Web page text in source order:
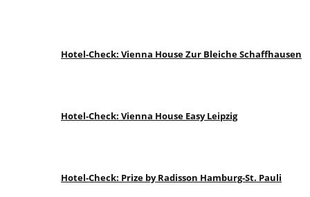
Hotel-Check: Vienna House Zur Bleiche Schaffhausen
Hotel-Check: Vienna House Easy Leipzig
Hotel-Check: Prize by Radisson Hamburg-St. Pauli